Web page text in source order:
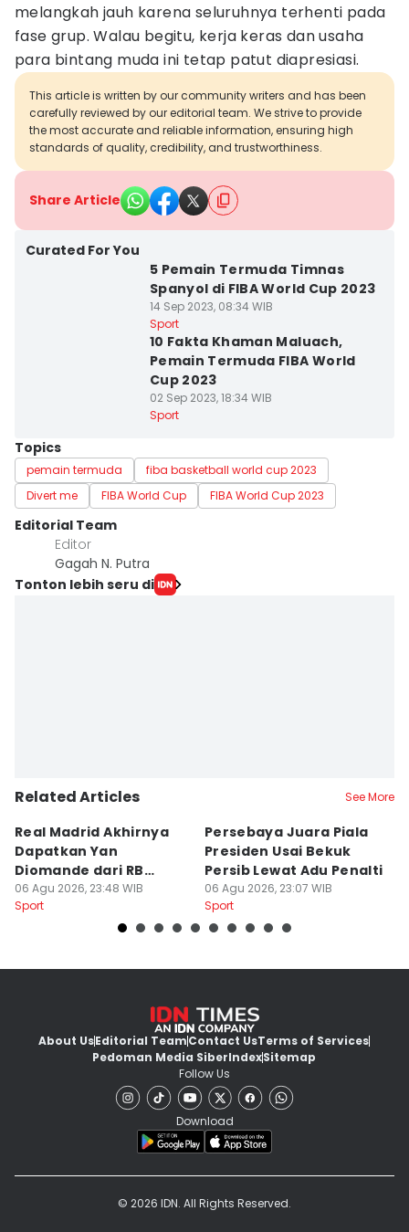
melangkah jauh karena seluruhnya terhenti pada
fase grup. Walau begitu, kerja keras dan usaha
para bintang muda ini tetap patut diapresiasi.
This article is written by our community writers and has been
carefully reviewed by our editorial team. We strive to provide
the most accurate and reliable information, ensuring high
standards of quality, credibility, and trustworthiness.
Share Article
Curated For You
5 Pemain Termuda Timnas
Spanyol di FIBA World Cup 2023
14 Sep 2023, 08:34 WIB
Sport
10 Fakta Khaman Maluach,
Pemain Termuda FIBA World
Cup 2023
02 Sep 2023, 18:34 WIB
Sport
Topics
pemain termuda
fiba basketball world cup 2023
Divert me
FIBA World Cup FIBA World Cup 2023
Editorial Team
Editor
Gagah N. Putra
Tonton lebih seru di
Related Articles See More
Real Madrid Akhirnya
Dapatkan Yan
Diomande dari RB
Leipzig
06 Agu 2026, 23:48 WIB
Sport
Persebaya Juara Piala
Presiden Usai Bekuk
Persib Lewat Adu Penalti
06 Agu 2026, 23:07 WIB
Sport
About UsEditorial TeamContact UsTerms of Services
Pedoman Media SiberIndexSitemap
Follow Us
Download
© 2026 IDN. All Rights Reserved.